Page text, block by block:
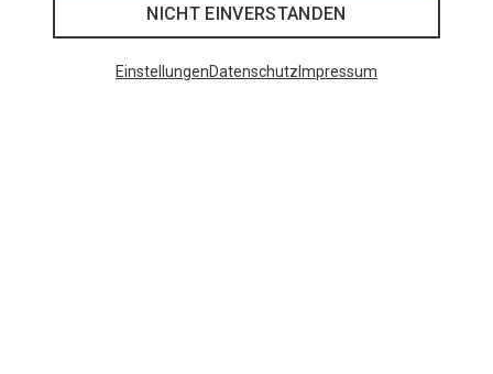
NICHT EINVERSTANDEN
EinstellungenDatenschutz Impressum